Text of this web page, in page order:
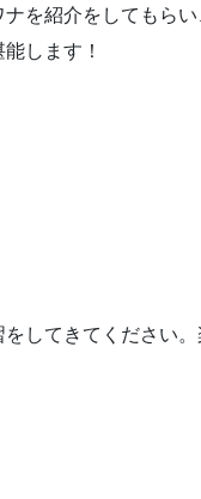
を紹介をしてもら
します！
してきてください